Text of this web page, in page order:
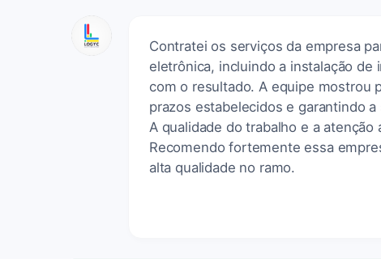
Contratei os serviços da empresa
eletrônica, incluindo a instalação
com o resultado. A equipe mostrou
prazos estabelecidos e garantindo
A qualidade do trabalho e a
Recomendo fortemente essa
alta qualidade no ramo.